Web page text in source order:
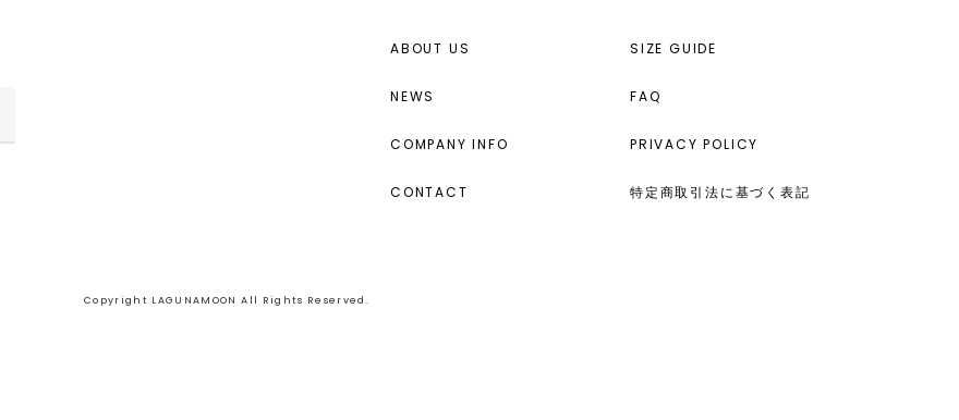
ABOUT US
NEWS
COMPANY INFO
CONTACT
SIZE GUIDE
FAQ
PRIVACY POLICY
特定商取引法に基づく表記
Copyright LAGUNAMOON All Rights Reserved.